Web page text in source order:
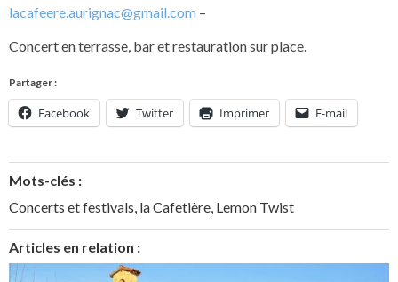
lacafeere.aurignac@gmail.com –
Concert en terrasse, bar et restauration sur place.
Partager :
Facebook Twitter Imprimer E-mail
Mots-clés :
Concerts et festivals la Cafetière Lemon Twist
Articles en relation :